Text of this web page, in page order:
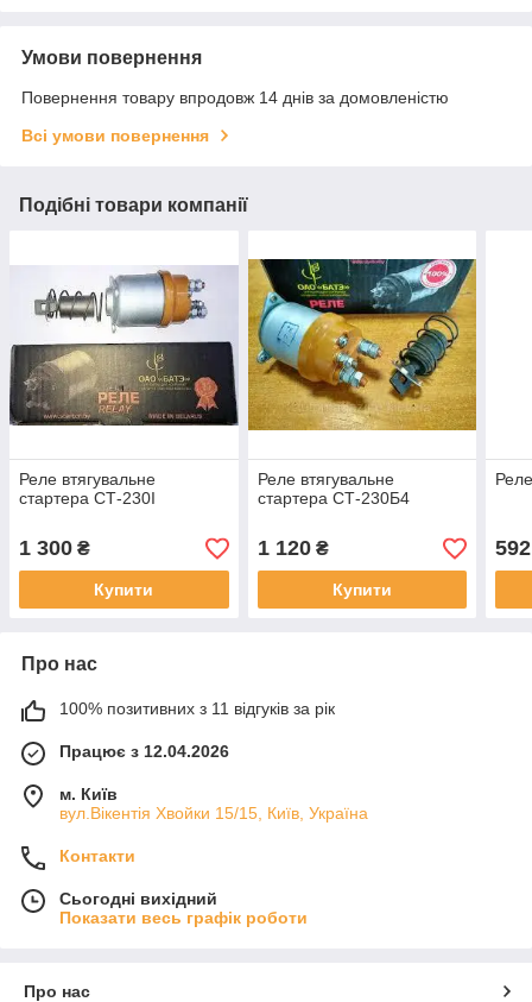
Умови повернення
Повернення товару впродовж 14 днів за домовленістю
Всі умови повернення
Подібні товари компанії
Реле втягувальне
стартера СТ-230І
1 300 ₴
Купити
Реле втягувальне
стартера СТ-230Б4
1 120₴
Купити
592
Про нас
100% позитивних з 11 відгуків за рік
Працює з 12.04.2026
м. Київ
вул.Вікентія Хвойки 15/15, Київ, Україна
Контакти
Сьогодні вихідний
Показати весь графік роботи
Про нас